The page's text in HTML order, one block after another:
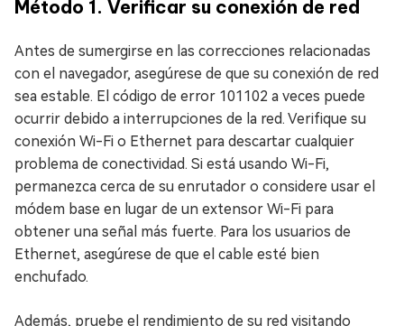
Método 1. Verificar su conexión de red
Antes de sumergirse en las correcciones relacionadas
con el navegador, asegúrese de que su conexión de red
sea estable. El código de error 101102 a veces puede
ocurrir debido a interrupciones de la red. Verifique su
conexión Wi-Fi o Ethernet para descartar cualquier
problema de conectividad. Si está usando Wi-Fi,
permanezca cerca de su enrutador o considere usar el
módem base en lugar de un extensor Wi-Fi para
obtener una señal más fuerte. Para los usuarios de
Ethernet, asegúrese de que el cable esté bien
enchufado.
Además, pruebe el rendimiento de su red visitando